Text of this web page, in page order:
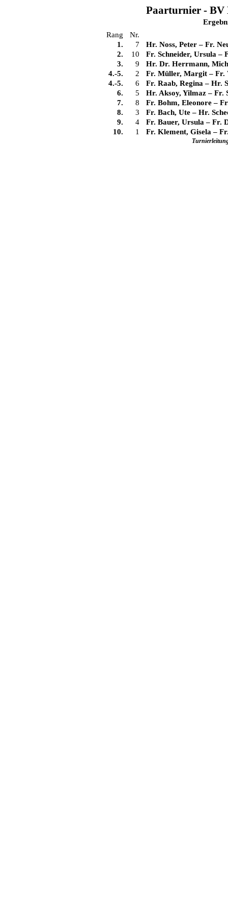
Paarturnier - BV
Rang
Nr.
1.
7 Hr. Noss, Peter– Fr.
2.
10 Fr. Schneider, Ursula –
3.
9
Hr. Dr. Herrmann,
4.-5.
2 Fr. Müller, Margit– Fr.
4.-5.
6 Fr. Raab, Regina – Hr.
6.
5 Hr. Aksoy, Yilmaz– Fr.
7.
8 Fr. Bohm, Eleonore–
8.
3 Fr. Bach, Ute– Hr.
9.
4 Fr. Bauer, Ursula – Fr.
10.
1 Fr. Klement, Gisela –